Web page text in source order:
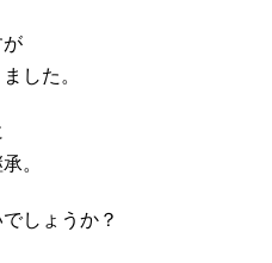
が
した。
。
しょうか？